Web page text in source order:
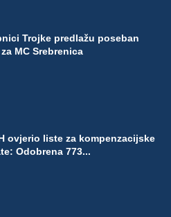
Trojke predlažu poseban
MC Srebrenica
ovjerio liste za kompenzacijske
Odobrena 773...